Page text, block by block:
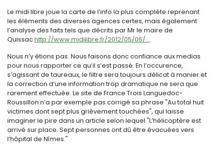
Le midi libre joue la carte de l’info la plus complète reprenant
les éléments des diverses agences certes, mais également
l’analyse des faits tels que décrits par Mr le maire de
Quissac.http://www.midilibre.fr/2012/05/06/....
Nous n’y étions pas. Nous faisons donc confiance aux medias
pour nous rapporter ce qu’il s’est passé. En l’occurence,
s’agissant de taureaux, le filtre sera toujours délicat à manier et
la correction d’une information trop dramatique ne sera que
rarement effectuée. Le site de France Trois Languedoc-
Roussillon n’a par exemple pas corrigé sa phrase "Au total huit
victimes dont sept plus grièvement touchées", qui laisse
imaginer le pire dans un article selon lequel "L’hélicoptère est
arrivé sur place. Sept personnes ont dû être évacuées vers
l’hôpital de Nîmes."